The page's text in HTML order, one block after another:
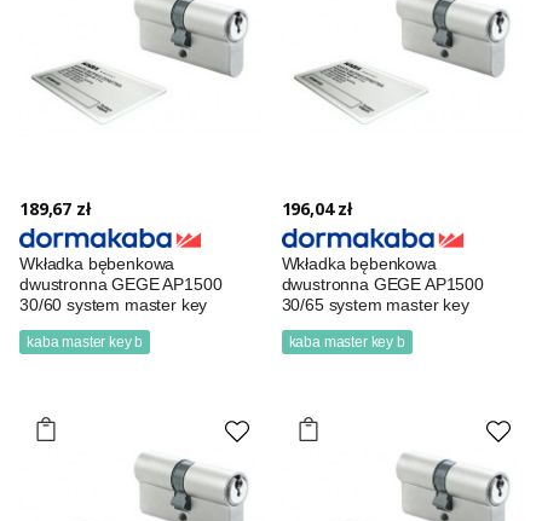
189,67 zł
Wkładka bębenkowa
dwustronna GEGE AP1500
30/60 system master key
kaba master key b
196,04 zł
Wkładka bębenkowa
dwustronna GEGE AP1500
30/65 system master key
kaba master key b